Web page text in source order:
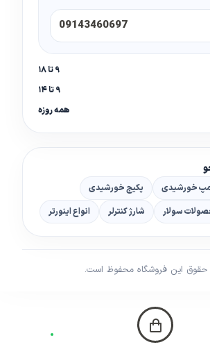
09143460697
۹ تا ۱۸
۹ تا ۱۴
همه روزه
خورشیدی
پکیج خورشیدی
سولار شارژ کنترلر انواع اینورتر
این فروشگاه محفوظ است.